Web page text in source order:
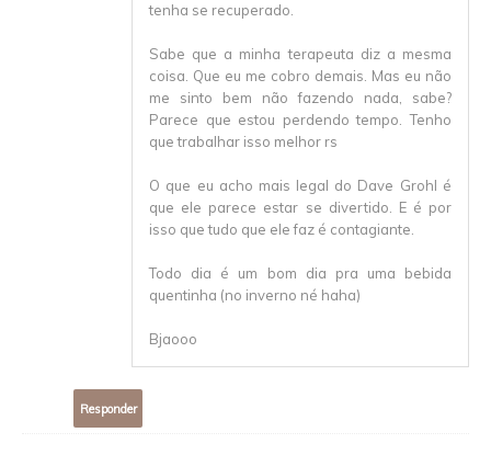
tenha se recuperado.
Sabe que a minha terapeuta diz a mesma
coisa. Que eu me cobro demais. Mas eu não
me sinto bem não fazendo nada, sabe?
Parece que estou perdendo tempo. Tenho
que trabalhar isso melhor rs
O que eu acho mais legal do Dave Grohl é
que ele parece estar se divertido. E é por
isso que tudo que ele faz é contagiante.
Todo dia é um bom dia pra uma bebida
quentinha (no inverno né haha)
Bjaooo
Responder